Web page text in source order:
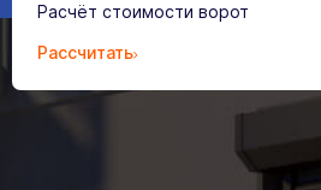
Расчёт стоимости ворот
Рассчитать